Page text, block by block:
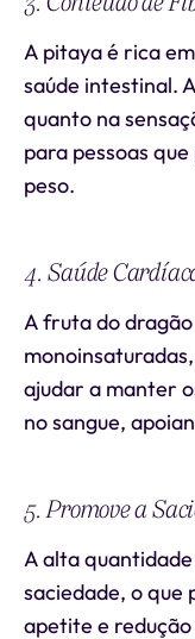
A pitaya é rica
saúde intestinal.
quanto na
para pessoas
peso.
4. Saúde
A fruta do
ajudar a manter
no sangue,
5. Promove a
A alta
saciedade, o que
apetite e